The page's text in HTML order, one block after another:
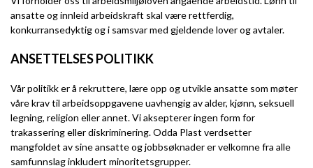
ansatte og innleid arbeidskraft skal være rettferdig,
konkurransedyktig og i samsvar med gjeldende lover og avtaler.
ANSETTELSES POLITIKK
Vår politikk er å rekruttere, lære opp og utvikle ansatte som møter
våre krav til arbeidsoppgavene uavhengig av alder, kjønn, seksuell
legning, religion eller annet. Vi aksepterer ingen form for
trakassering eller diskriminering. Odda Plast verdsetter
mangfoldet av sine ansatte og jobbsøknader er velkomne fra alle
samfunnslag inkludert minoritetsgrupper.